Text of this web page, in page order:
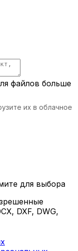
файлов больше
их в облачное
для выбора
DXF, DWG,